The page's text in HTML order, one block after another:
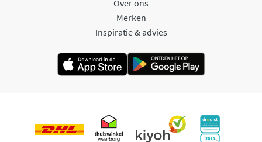
Over ons
Merken
Inspiratie & advies